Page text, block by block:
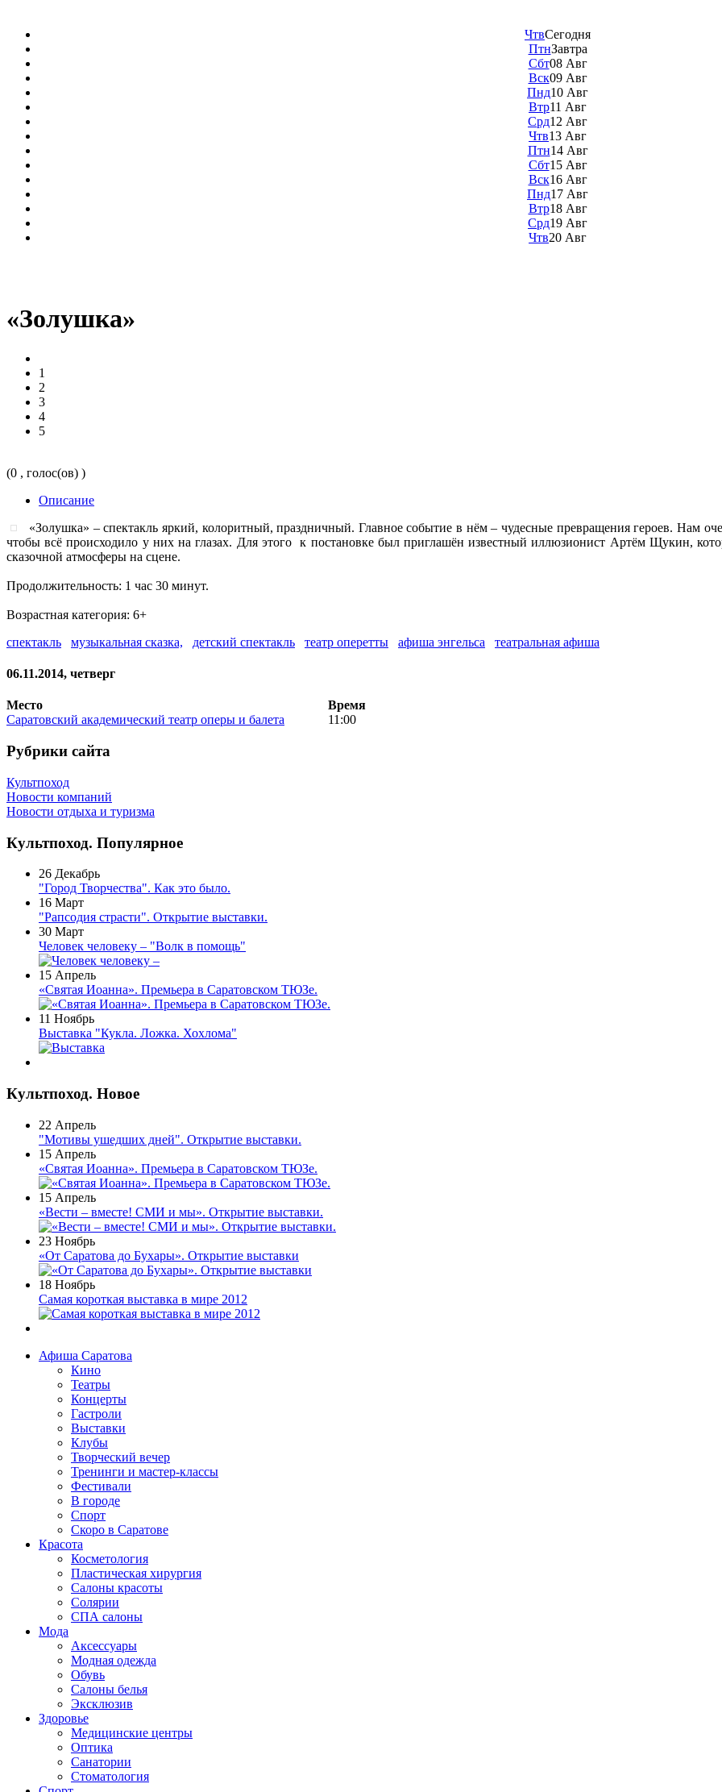
ЧтвСегодня
ПтнЗавтра
Сбт08 Авг
Вск09 Авг
Пнд10 Авг
Втр11 Авг
Срд12 Авг
Чтв13 Авг
Птн14 Авг
Сбт15 Авг
Вск16 Авг
Пнд17 Авг
Втр18 Авг
Срд19 Авг
Чтв20 Авг
«Золушка»
1
2
3
4
5
(0 , голос(ов) )
Описание
«Золушка» – спектакль яркий, колоритный, праздничный. Главное событие в нём – чудесные превращения героев. Нам
чтобы всё происходило у них на глазах. Для этого к постановке был приглашён известный иллюзионист Артём Щукин,
сказочной атмосферы на сцене.
Продолжительность: 1 час 30 минут.
Возрастная категория: 6+
спектакль
музыкальная сказка, детский спектакль театр оперетты афиша энгельса театральная афиша
06.11.2014, четверг
Место Время
Саратовский академический театр оперы и балета
11:00
Рубрики сайта
Культпоход
Новости компаний
Новости отдыха и туризма
Культпоход. Популярное
26 Декабрь
"Город Творчества". Как это было.
16 Март
"Рапсодия страсти". Открытие выставки.
30 Март
Человек человеку – "Волк в помощь"
15 Апрель
«Святая Иоанна». Премьера в Саратовском ТЮЗе.
11 Ноябрь
Выставка "Кукла. Ложка. Хохлома"
Культпоход. Новое
22 Апрель
"Мотивы ушедших дней". Открытие выставки.
15 Апрель
«Святая Иоанна». Премьера в Саратовском ТЮЗе.
15 Апрель
«Вести – вместе! СМИ и мы». Открытие выставки.
23 Ноябрь
«От Саратова до Бухары». Открытие выставки
18 Ноябрь
Самая короткая выставка в мире 2012
Афиша Саратова
Кино
Театры
Концерты
Гастроли
Выставки
Клубы
Творческий вечер
Тренинги и мастер-классы
Фестивали
В городе
Спорт
Скоро в Саратове
Красота
Косметология
Пластическая хирургия
Салоны красоты
Солярии
СПА салоны
Мода
Аксессуары
Модная одежда
Обувь
Салоны белья
Эксклюзив
Здоровье
Медицинские центры
Оптика
Санатории
Стоматология